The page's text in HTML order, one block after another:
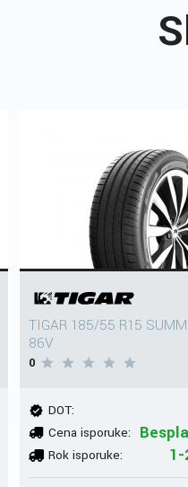
TIGAR 185/55 R15
86V
0
DOT:
Cena isporuke:
Rok isporuke: